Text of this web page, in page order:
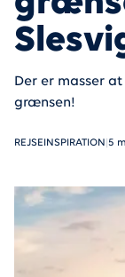
Der er masser
grænsen!
REJSEINSPIRATION 5